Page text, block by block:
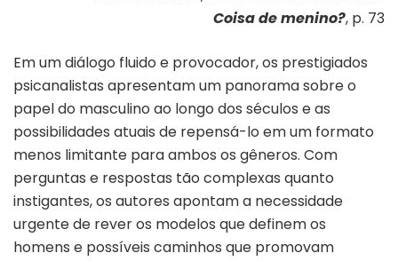
Coisa de menino?, p. 73
Em um diálogo fluido e provocador, os prestigiados
psicanalistas apresentam um panorama sobre o
papel do masculino ao longo dos séculos e as
possibilidades atuais de repensá-lo em um formato
menos limitante para ambos os gêneros. Com
perguntas e respostas tão complexas quanto
instigantes, os autores apontam a necessidade
urgente de rever os modelos que definem os
homens e possíveis caminhos que promovam